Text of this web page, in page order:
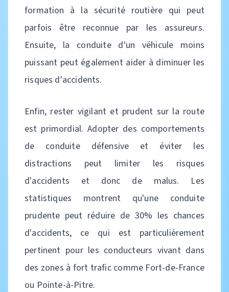
formation à la sécurité routière qui peut
parfois être reconnue par les assureurs.
Ensuite, la conduite d'un véhicule moins
puissant peut également aider à diminuer les
risques d'accidents.
Enfin, rester vigilant et prudent sur la route
est primordial. Adopter des comportements
de conduite défensive et éviter les
distractions peut limiter les risques
d'accidents et donc de malus. Les
statistiques montrent qu'une conduite
prudente peut réduire de 30% les chances
d'accidents, ce qui est particulièrement
pertinent pour les conducteurs vivant dans
des zones à fort trafic comme Fort-de-France
ou Pointe-à-Pitre.